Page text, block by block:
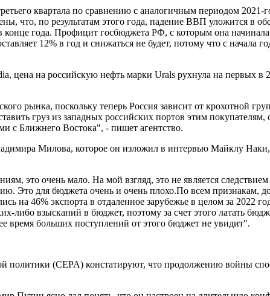
квартала по сравнению с аналогичным периодом
что, по результатам этого года, падение ВВП уложится в
конце года. Профицит госбюджета РФ, с которым она
12% в год и снижаться не будет, потому что с начала
на российскую нефть марки Urals рухнула на первых в
рынка, поскольку теперь Россия зависит от крохотной
груз из западных российских портов этим покупателям,
с Ближнего Востока", - пишет агентство.
Милова, которое он изложил в интервью Майклу
это очень мало. На мой взгляд, это не является
Это для бюджета очень и очень плохо.По всем признакам,
на 46% экспорта в отдаленное зарубежье в целом за 2022
либо взысканий в бюджет, поэтому за счет этого латать
время больших поступлений от этого бюджет не увидит".
политики (CEPA) констатируют, что продолжению войны